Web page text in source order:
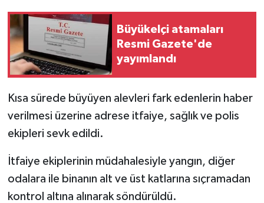
Büyükelçi atamaları
Resmi Gazete'de
yayımlandı
Kısa sürede büyüyen alevleri fark edenlerin haber
verilmesi üzerine adrese itfaiye, sağlık ve polis
ekipleri sevk edildi.
İtfaiye ekiplerinin müdahalesiyle yangın, diğer
odalara ile binanın alt ve üst katlarına sıçramadan
kontrol altına alınarak söndürüldü.